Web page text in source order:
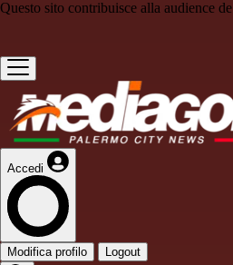
Questo sito contribuisce alla audience de
Accedi
Modifica profilo Logout